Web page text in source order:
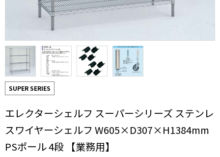
SUPER SERIES
エレクターシェルフ スーパーシリーズ ステンレ
スワイヤーシェルフ W605×D307×H1384mm
PSポール 4段 【業務用】